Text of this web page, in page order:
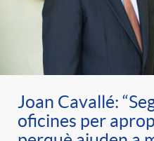
r
e
r
a
c
o
Joan Cavallé:
oficines per